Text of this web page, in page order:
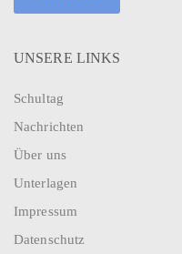
UNSERE LINKS
Schultag
Nachrichten
Über uns
Unterlagen
Impressum
Datenschutz